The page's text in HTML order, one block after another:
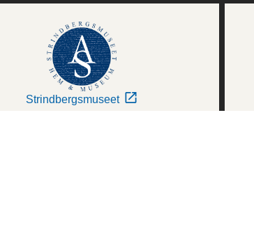
Strindbergsmuseet